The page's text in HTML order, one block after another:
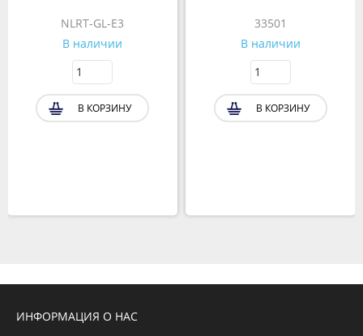
NLRT-GL-E3
В наличии
В КОРЗИНУ
33501
В наличии
В КОРЗИНУ
ИНФОРМАЦИЯ О НАС